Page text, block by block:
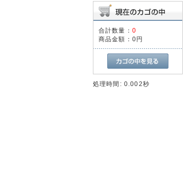
合計数量： 0
商品金額： 0円
処理時間: 0.002秒